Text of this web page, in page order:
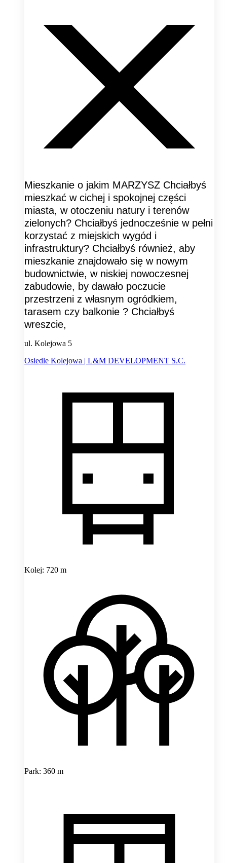
Mieszkanie o jakim MARZYSZ Chciałbyś
mieszkać w cichej i spokojnej części
miasta, w otoczeniu natury i terenów
zielonych? Chciałbyś jednocześnie w pełni
korzystać z miejskich wygód i
infrastruktury? Chciałbyś również, aby
mieszkanie znajdowało się w nowym
budownictwie, w niskiej nowoczesnej
zabudowie, by dawało poczucie
przestrzeni z własnym ogródkiem,
tarasem czy balkonie ? Chciałbyś
wreszcie,
ul. Kolejowa 5
Osiedle Kolejowa | L&M DEVELOPMENT S.C.
Kolej: 720 m
Park: 360 m